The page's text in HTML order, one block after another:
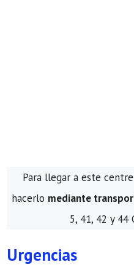
Para llegar a este
hacerlo mediante
5, 41, 42 y 44
Urgencias